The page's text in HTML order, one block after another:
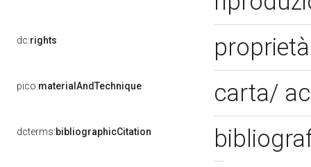
dc:rights
pico:materialAndTechnique carta/
dcterms:bibliographicCitation